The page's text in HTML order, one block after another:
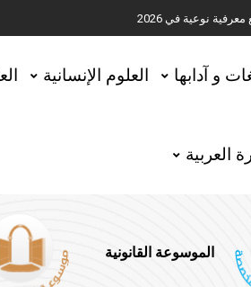
نوعية في 2026
و آدابها العلوم الإنسانية
العربية
الموسوعة القانونية